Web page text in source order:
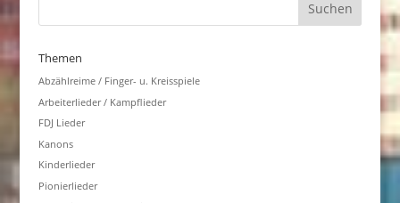
Themen
Abzählreime / Finger- u. Kreisspiele
Arbeiterlieder / Kampflieder
FDJ Lieder
Kanons
Kinderlieder
Pionierlieder